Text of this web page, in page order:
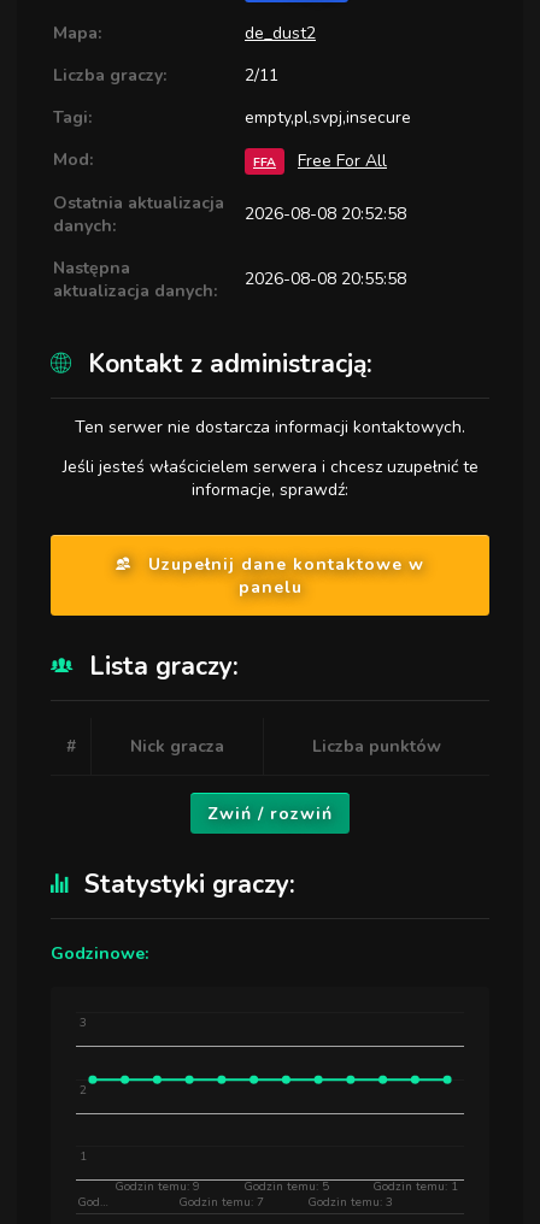
Mapa:
de_dust2
Liczba graczy:
2/11
Tagi:
empty,pl,svpj,insecure
Mod:
FFA
Free For All
Ostatnia aktualizacja
danych:
2026-08-08 20:52:58
Następna
aktualizacja danych:
2026-08-08 20:55:58
Kontakt z administracją:
Ten serwer nie dostarcza informacji kontaktowych.
Jeśli jesteś właścicielem serwera i chcesz uzupełnić te
informacje, sprawdź:
Uzupełnij dane kontaktowe w
panelu
Lista graczy:
# Nick gracza Liczba punktów
Zwiń / rozwiń
Statystyki graczy:
Godzinowe:
God…
Godzin temu: 9
Godzin temu: 7
Godzin temu: 5
Godzin temu: 3
Godzin temu: 1
1
2
3